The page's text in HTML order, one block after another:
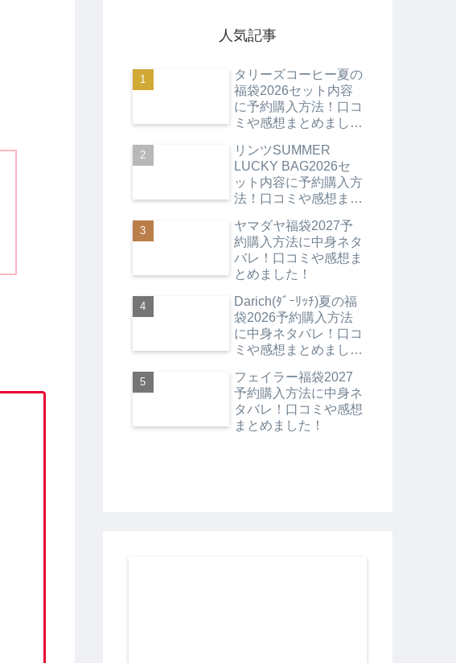
人気記事
タリーズコーヒー夏の
福袋2026セット内容
に予約購入方法！口コ
ミや感想まとめまし
リンツSUMMER
LUCKY BAG2026セ
ット内容に予約購入方
法！口コミや感想まと
ヤマダヤ福袋2027予
約購入方法に中身ネタ
バレ！口コミや感想ま
とめました！
Darich(ﾀﾞｰﾘｯﾁ)夏の福
袋2026予約購入方法
に中身ネタバレ！口コ
ミや感想まとめまし
フェイラー福袋2027
予約購入方法に中身ネ
タバレ！口コミや感想
まとめました！